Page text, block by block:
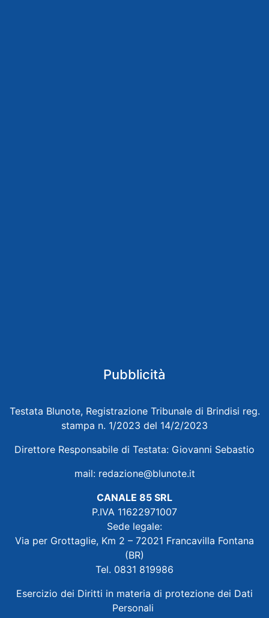
Pubblicità
Testata Blunote, Registrazione Tribunale di Brindisi reg.
stampa n. 1/2023 del 14/2/2023
Direttore Responsabile di Testata: Giovanni Sebastio
mail: redazione@blunote.it
CANALE 85 SRL
P.IVA 11622971007
Sede legale:
Via per Grottaglie, Km 2 – 72021 Francavilla Fontana
(BR)
Tel. 0831 819986
Esercizio dei Diritti in materia di protezione dei Dati
Personali